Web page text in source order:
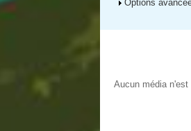
Afficher
Options
Aucun média